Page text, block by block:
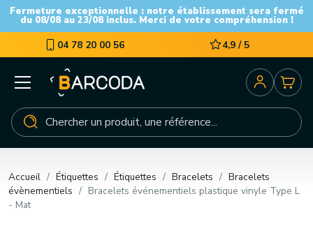
Fermeture exceptionnelle : notre établissement sera fermé
du 08/08 au 23/08 inclus. Merci de votre compréhension !
04 78 20 00 56 4,9 / 5
Accueil Étiquettes Étiquettes Bracelets
Bracelets
évènementiels
Bracelets événementiels plastique vinyle Type L
- Mat